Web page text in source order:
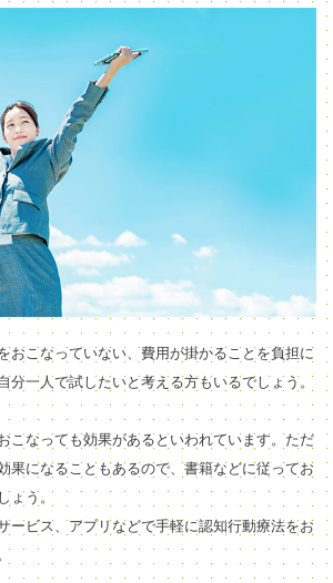
おこなっていない、費用が掛かることを負担に
分一人で試したいと考える方もいるでしょう。
こなっても効果があるといわれています。ただ
果になることもあるので、書籍などに従ってお
ょう。
ービス、アプリなどで手軽に認知行動療法をお